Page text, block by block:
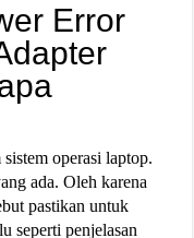
Error
operasi laptop.
ada. Oleh karena
pastikan untuk
seperti penjelasan